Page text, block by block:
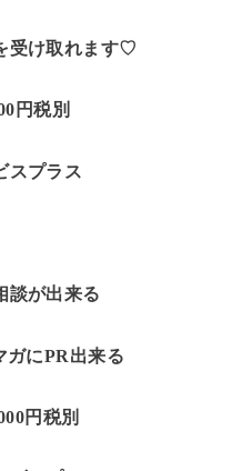
受け取れます♡
円税別
スプラス
談が出来る
にPR出来る
円税別